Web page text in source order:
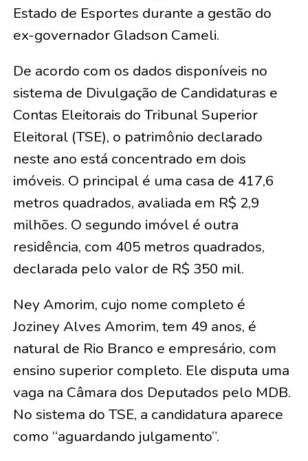
Estado de Esportes durante a gestão do
ex-governador Gladson Cameli.
De acordo com os dados disponíveis no
sistema de Divulgação de Candidaturas e
Contas Eleitorais do Tribunal Superior
Eleitoral (TSE), o patrimônio declarado
neste ano está concentrado em dois
imóveis. O principal é uma casa de 417,6
metros quadrados, avaliada em R$ 2,9
milhões. O segundo imóvel é outra
residência, com 405 metros quadrados,
declarada pelo valor de R$ 350 mil.
Ney Amorim, cujo nome completo é
Joziney Alves Amorim, tem 49 anos, é
natural de Rio Branco e empresário, com
ensino superior completo. Ele disputa uma
vaga na Câmara dos Deputados pelo MDB.
No sistema do TSE, a candidatura aparece
como “aguardando julgamento”.